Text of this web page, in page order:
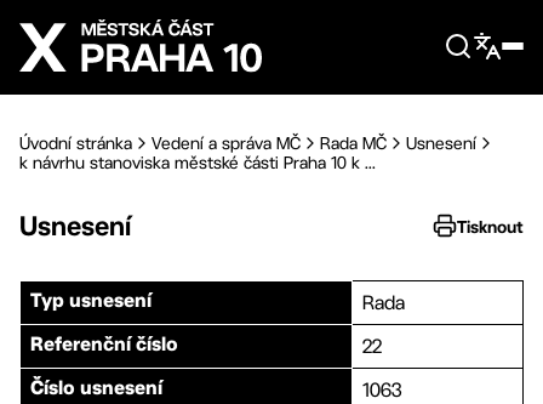
Přejít na hlavní obsah
Úvodní stránka Vedení a správa MČ Rada MČ
Usnesení
k návrhu stanoviska městské části Praha 10 k ...
Usnesení Tisknout
Typ usnesení Rada
Referenční číslo 22
Číslo usnesení 1063